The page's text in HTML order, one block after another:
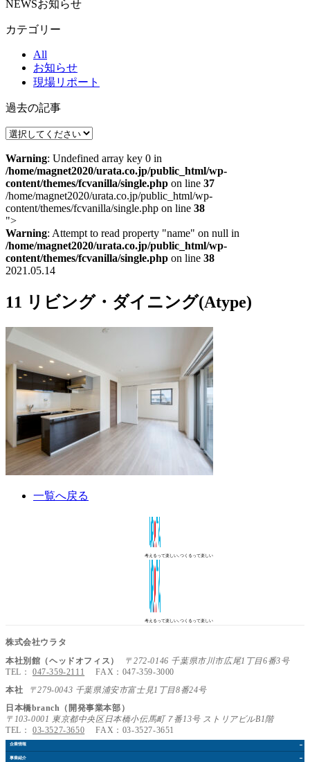
NEWSお知らせ
カテゴリー
All
お知らせ
現場リポート
過去の記事
Warning: Undefined array key 0 in
/home/magnet2020/urata.co.jp/public_html/wp-
content/themes/fcvanilla/single.php on line 37
/home/magnet2020/urata.co.jp/public_html/wp-
content/themes/fcvanilla/single.php on line 38
">
Warning: Attempt to read property "name" on null in
/home/magnet2020/urata.co.jp/public_html/wp-
content/themes/fcvanilla/single.php on line 38
2021.05.14
11 リビング・ダイニング(Atype)
一覧へ戻る
考えるって楽しい､つくるって楽しい
考えるって楽しい､つくるって楽しい
株式会社ウラタ
本社別館（ヘッドオフィス）
〒272-0146 千葉県市川市広尾1丁目6番3号
TEL： 047-359-2111 FAX：047-359-3000
本社
〒279-0043 千葉県浦安市富士見1丁目8番24号
日本橋branch（開発事業本部）
〒103-0001 東京都中央区日本橋小伝馬町７番13号 ストリアビルB1階
TEL： 03-3527-3650 FAX：03-3527-3651
企業情報
事業紹介